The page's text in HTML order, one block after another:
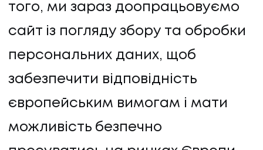
того, ми зараз доопрацьовуємо
сайт із погляду збору та обробки
персональних даних, щоб
забезпечити відповідність
європейським вимогам і мати
можливість безпечно